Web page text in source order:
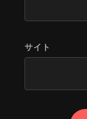
サイト